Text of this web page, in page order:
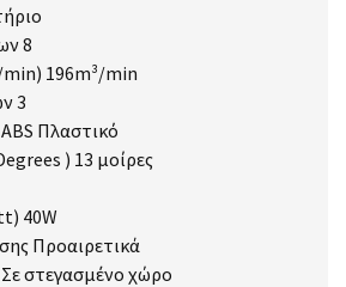
8
196m³/min
3
Πλαστικό
) 13 μοίρες
40W
Προαιρετικά
στεγασμένο χώρο